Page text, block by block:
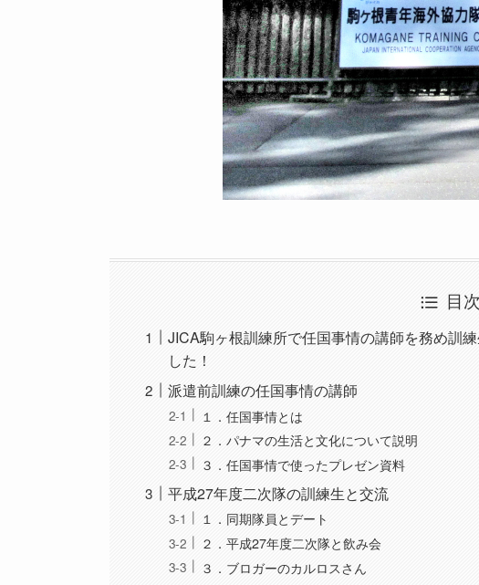
目次
JICA駒ヶ根訓練所で任国事情の講師を務め訓
した！
派遣前訓練の任国事情の講師
１．任国事情とは
２．パナマの生活と文化について説明
３．任国事情で使ったプレゼン資料
平成27年度二次隊の訓練生と交流
１．同期隊員とデート
２．平成27年度二次隊と飲み会
３．ブロガーのカルロスさん